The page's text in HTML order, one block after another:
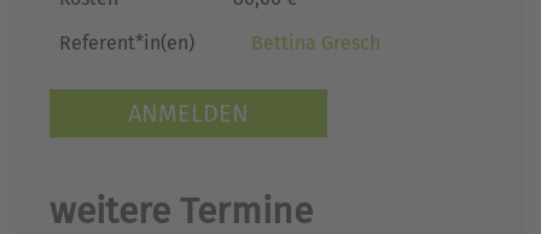
Referent*in(en)
Bettina Gresch
ANMELDEN
weitere Termine